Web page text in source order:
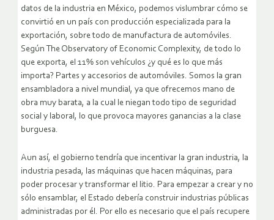
datos de la industria en México, podemos vislumbrar cómo se
convirtió en un país con producción especializada para la
exportación, sobre todo de manufactura de automóviles.
Según The Observatory of Economic Complexity, de todo lo
que exporta, el 11% son vehículos ¿y qué es lo que más
importa? Partes y accesorios de automóviles. Somos la gran
ensambladora a nivel mundial, ya que ofrecemos mano de
obra muy barata, a la cual le niegan todo tipo de seguridad
social y laboral, lo que provoca mayores ganancias a la clase
burguesa.
Aun así, el gobierno tendría que incentivar la gran industria, la
industria pesada, las máquinas que hacen máquinas, para
poder procesar y transformar el litio. Para empezar a crear y no
sólo ensamblar, el Estado debería construir industrias públicas
administradas por él. Por ello es necesario que el país recupere